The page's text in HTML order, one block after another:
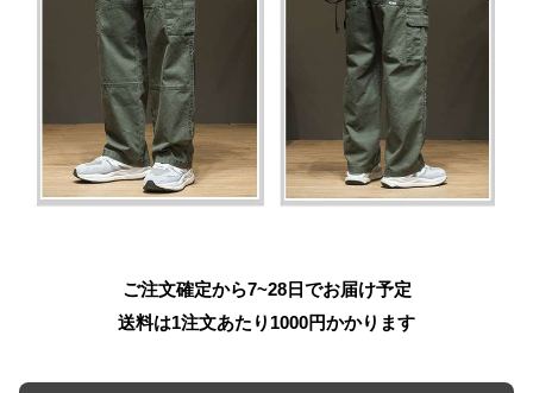
ご注文確定から7~28日でお届け予定
送料は1注文あたり 1000円かかります